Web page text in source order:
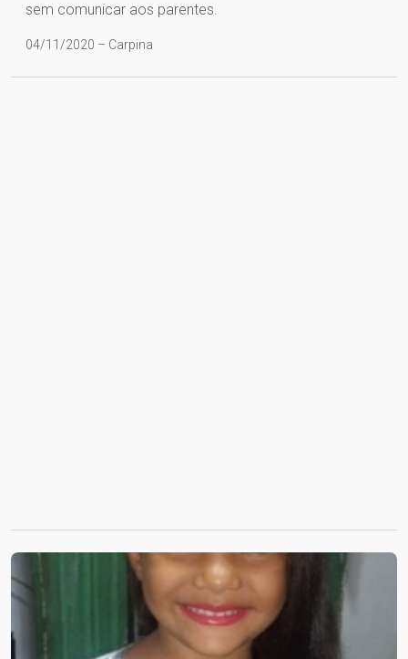
sem comunicar aos parentes.
04/11/2020 – Carpina